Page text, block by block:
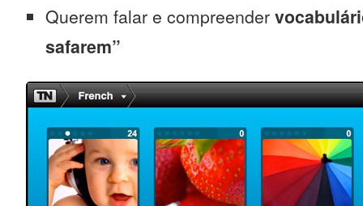
Querem falar e compreender
safarem”